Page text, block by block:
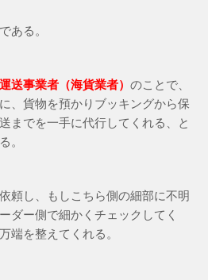
ある。
送事業者（海貨業者） のことで、
、貨物を預かりブッキングから保
までを一手に代行してくれる、と
。
頼し、もしこちら側の細部に不明
ダー側で細かくチェックしてく
端を整えてくれる。